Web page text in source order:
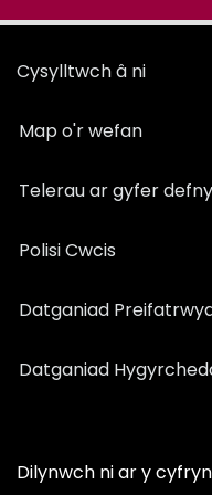
Cysylltwch â ni
Map o'r wefan
Telerau ar gyfer
Polisi Cwcis
Datganiad
Datganiad
Dilynwch ni ar y